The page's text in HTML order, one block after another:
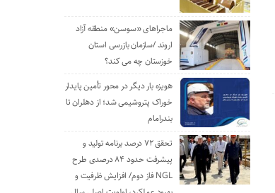
ماجراهای «سوسن» منطقه آزاد
اروند /سازمان بازرسی استان
خوزستان چه می کند؟
هویزه بار دیگر در محور تأمین پایدار
خوراک پتروشیمی شد؛ از دهلران تا
بندرامام
تحقق ۷۲ درصد برنامه تولید و
پیشرفت حدود ۸۴ درصدی طرح
NGL فاز دوم/ افزایش ظرفیت و